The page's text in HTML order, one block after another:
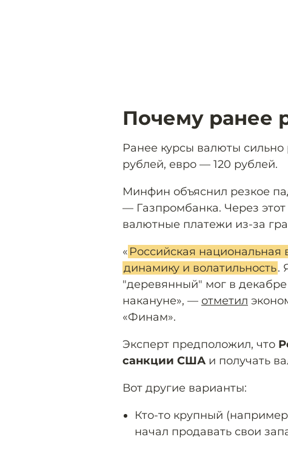
Почему ранее
Ранее курсы валюты сильно
рублей, евро — 120 рублей.
Минфин объяснил резкое
— Газпромбанка. Через этот
валютные платежи из-за
« Российская национальная
динамику и волатильность.
"деревянный" мог в
накануне», — отметил
«Финам».
Эксперт предположил, что
санкции США и получать
Вот другие варианты:
Кто-то крупный
начал продавать свои